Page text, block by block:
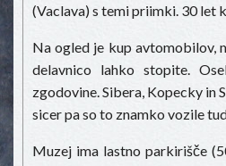
(Vaclava) s temi priimki. 30 let
Na ogled je kup avtomobilov,
delavnico lahko stopite.
zgodovine. Sibera, Kopecky in
sicer pa so to znamko vozile
Muzej ima lastno parkirišče